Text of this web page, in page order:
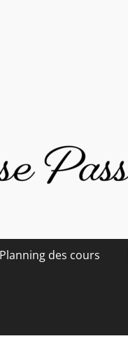
Planning des cours